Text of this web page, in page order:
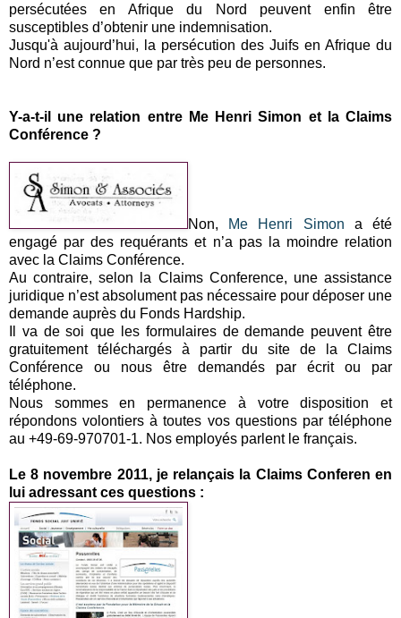
persécutées en Afrique du Nord peuvent enfin être
susceptibles d’obtenir une indemnisation.
Jusqu'à aujourd’hui, la persécution des Juifs en Afrique du
Nord n’est connue que par très peu de personnes.
Y-a-t-il une relation entre Me Henri Simon et la Claims
Conférence ?
Non, Me Henri Simon a été
engagé par des requérants et n’a pas la moindre relation
avec la Claims Conférence.
Au contraire, selon la Claims Conference, une assistance
juridique n’est absolument pas nécessaire pour déposer une
demande auprès du Fonds Hardship.
Il va de soi que les formulaires de demande peuvent être
gratuitement téléchargés à partir du site de la Claims
Conférence ou nous être demandés par écrit ou par
téléphone.
Nous sommes en permanence à votre disposition et
répondons volontiers à toutes vos questions par téléphone
au +49-69-970701-1. Nos employés parlent le français.
Le 8 novembre 2011, je relançais la Claims Conferen en
lui adressant ces questions :